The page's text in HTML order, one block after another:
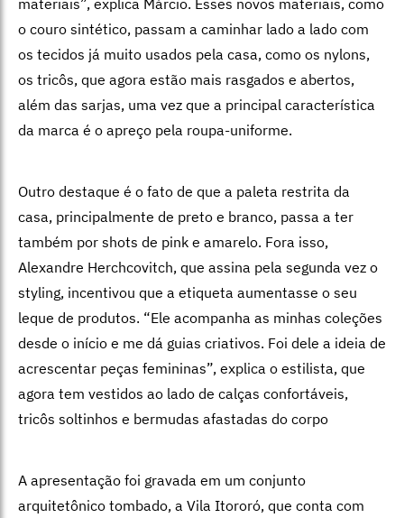
materiais”, explica Márcio. Esses novos materiais, como
o couro sintético, passam a caminhar lado a lado com
os tecidos já muito usados pela casa, como os nylons,
os tricôs, que agora estão mais rasgados e abertos,
além das sarjas, uma vez que a principal característica
da marca é o apreço pela roupa-uniforme.
Outro destaque é o fato de que a paleta restrita da
casa, principalmente de preto e branco, passa a ter
também por shots de pink e amarelo. Fora isso,
Alexandre Herchcovitch, que assina pela segunda vez o
styling, incentivou que a etiqueta aumentasse o seu
leque de produtos. “Ele acompanha as minhas coleções
desde o início e me dá guias criativos. Foi dele a ideia de
acrescentar peças femininas”, explica o estilista, que
agora tem vestidos ao lado de calças confortáveis,
tricôs soltinhos e bermudas afastadas do corpo
A apresentação foi gravada em um conjunto
arquitetônico tombado, a Vila Itororó, que conta com